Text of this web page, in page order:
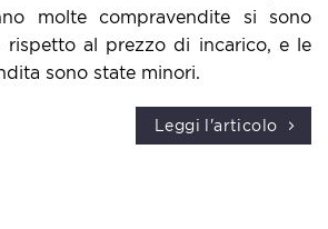
molte compravendite si sono
rispetto al prezzo di incarico, e le
sono state minori.
Leggi l'articolo